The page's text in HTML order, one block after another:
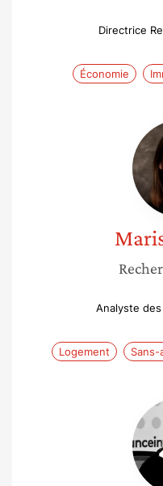
Directrice
Économie
Analyste
Logement Sans-